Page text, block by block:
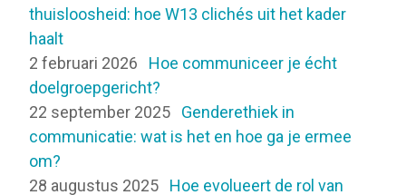
thuisloosheid: hoe W13 clichés uit het kader
haalt
2 februari 2026
Hoe communiceer je écht
doelgroepgericht?
22 september 2025
Genderethiek in
communicatie: wat is het en hoe ga je ermee
om?
28 augustus 2025
Hoe evolueert de rol van